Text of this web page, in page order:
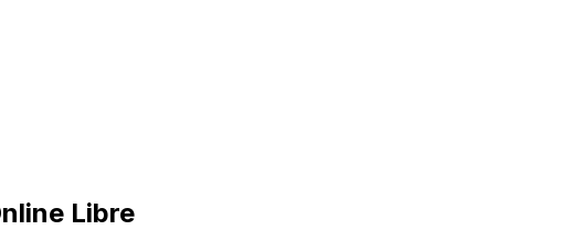
Libre